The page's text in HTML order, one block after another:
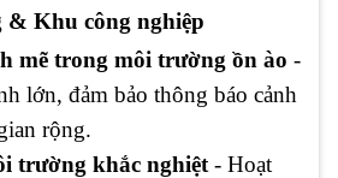
& Khu công nghiệp
mẽ trong môi trường ồn ào -
lớn, đảm bảo thông báo cảnh
rộng.
trường khắc nghiệt - Hoạt